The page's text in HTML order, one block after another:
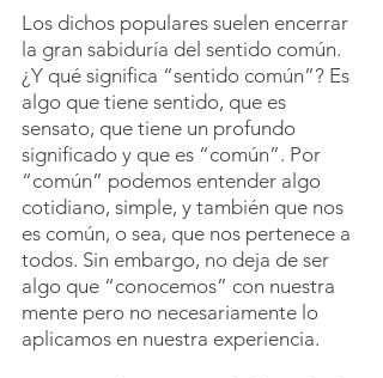
Los dichos populares suelen encerrar
la gran sabiduría del sentido común.
¿Y qué significa “sentido común”? Es
algo que tiene sentido, que es
sensato, que tiene un profundo
significado y que es “común”. Por
“común” podemos entender algo
cotidiano, simple, y también que nos
es común, o sea, que nos pertenece a
todos. Sin embargo, no deja de ser
algo que “conocemos” con nuestra
mente pero no necesariamente lo
aplicamos en nuestra experiencia.